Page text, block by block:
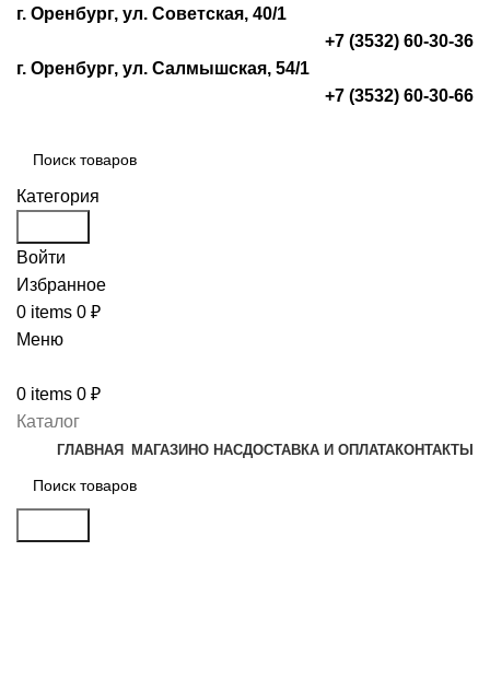
г. Оренбург, ул. Советская, 40/1
+7 (3532) 60-30-36
г. Оренбург, ул. Салмышская, 54/1
+7 (3532) 60-30-66
Категория
Войти
Избранное
0 items 0 ₽
Меню
0 items 0 ₽
Каталог
ГЛАВНАЯ МАГАЗИНО НАСДОСТАВКА И ОПЛАТАКОНТАКТЫ